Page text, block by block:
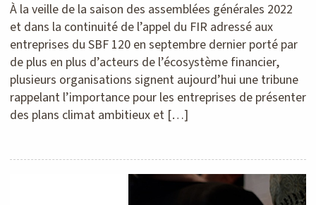
À la veille de la saison des assemblées générales 2022
et dans la continuité de l’appel du FIR adressé aux
entreprises du SBF 120 en septembre dernier porté par
de plus en plus d’acteurs de l’écosystème financier,
plusieurs organisations signent aujourd’hui une tribune
rappelant l’importance pour les entreprises de présenter
des plans climat ambitieux et […]